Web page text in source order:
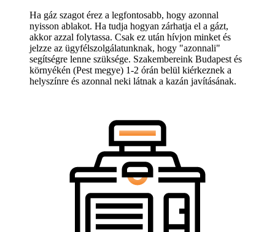
Ha gáz szagot érez a legfontosabb, hogy azonnal
nyisson ablakot. Ha tudja hogyan zárhatja el a gázt,
akkor azzal folytassa. Csak ez után hívjon minket és
jelzze az ügyfélszolgálatunknak, hogy "azonnali"
segítségre lenne szüksége. Szakembereink Budapest és
környékén (Pest megye) 1-2 órán belül kiérkeznek a
helyszínre és azonnal neki látnak a kazán javításának.